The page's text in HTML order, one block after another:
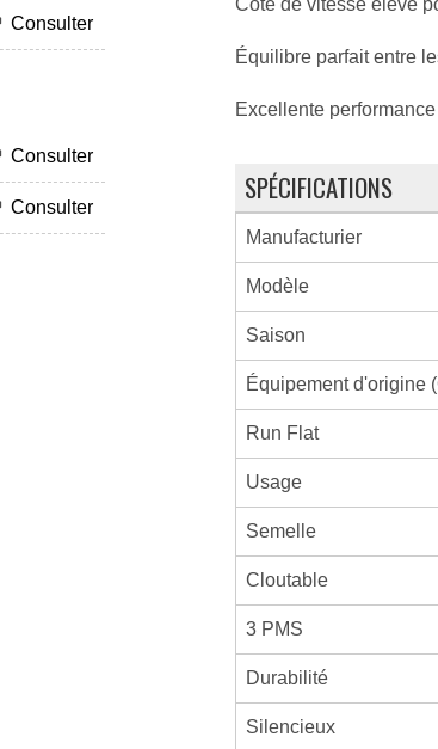
Consulter
Consulter
Consulter
Cote de vitesse élevé
Équilibre parfait entre
Excellente
SPÉCIFICATIONS
Manufacturier
Modèle
Saison
Équipement d'origine
Run Flat
Usage
Semelle
Cloutable
3 PMS
Durabilité
Silencieux